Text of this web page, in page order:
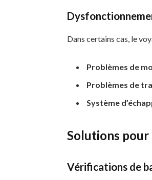
Dans certains cas, le
Problèmes de
Problèmes de
Système
Solutions
Vérifications de